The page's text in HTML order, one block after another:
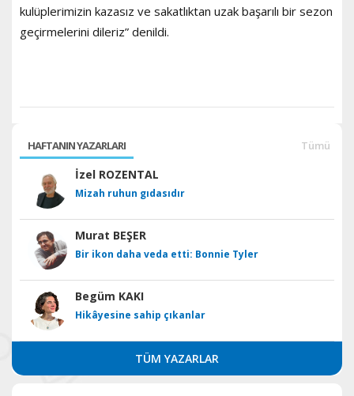
kulüplerimizin kazasız ve sakatlıktan uzak başarılı bir sezon
geçirmelerini dileriz” denildi.
HAFTANIN YAZARLARI Tümü
İzel ROZENTAL
Mizah ruhun gıdasıdır
Murat BEŞER
Bir ikon daha veda etti: Bonnie Tyler
Begüm KAKI
Hikâyesine sahip çıkanlar
TÜM YAZARLAR